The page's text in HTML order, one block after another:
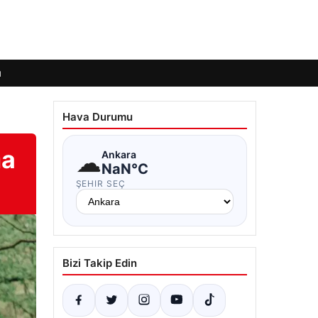
Hava Durumu
☁Ankara
NaN°C
ŞEHIR SEÇ
Bizi Takip Edin